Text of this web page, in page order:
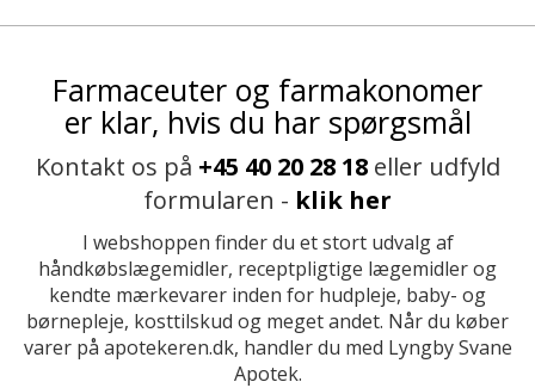
Farmaceuter og farmakonomer
er klar, hvis du har spørgsmål
Kontakt os på +45 40 20 28 18eller udfyld
formularen - klik her
I webshoppen finder du et stort udvalg af
håndkøbslægemidler, receptpligtige lægemidler og
kendte mærkevarer inden for hudpleje, baby- og
børnepleje, kosttilskud og meget andet. Når du køber
varer på apotekeren.dk, handler du med Lyngby Svane
Apotek.